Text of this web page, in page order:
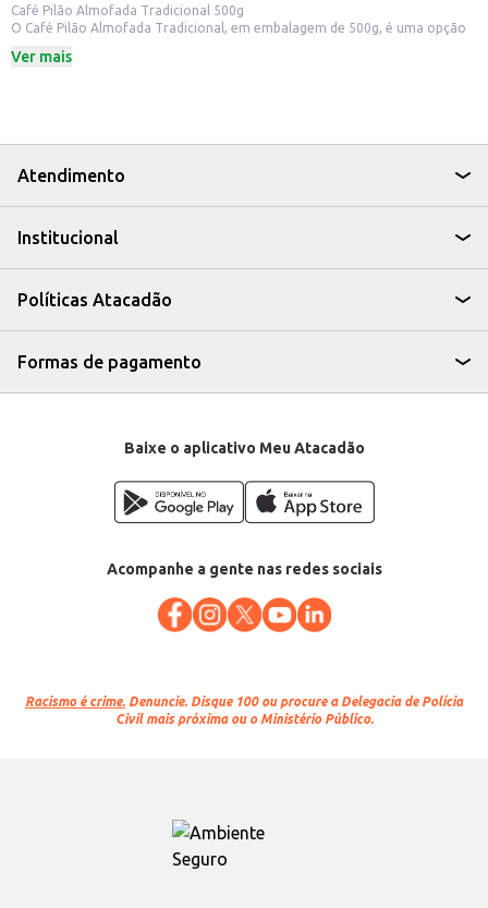
Café Pilão Almofada Tradicional 500g
O Café Pilão Almofada Tradicional, em embalagem de 500g, é uma opção
para o consumo diário, o café Pilão é uma escolha versátil para diversos
comerciais.
Pode ser utilizado no preparo de diversas bebidas, como café puro, com
leite ou em receitas de sobremesas.
Ver mais
Atendimento
Institucional
Políticas Atacadão
Formas de pagamento
Baixe o aplicativo Meu Atacadão
Acompanhe a gente nas redes sociais
Racismo é crime. Denuncie. Disque 100 ou procure a Delegacia de Polícia
Civil mais próxima ou o Ministério Público.